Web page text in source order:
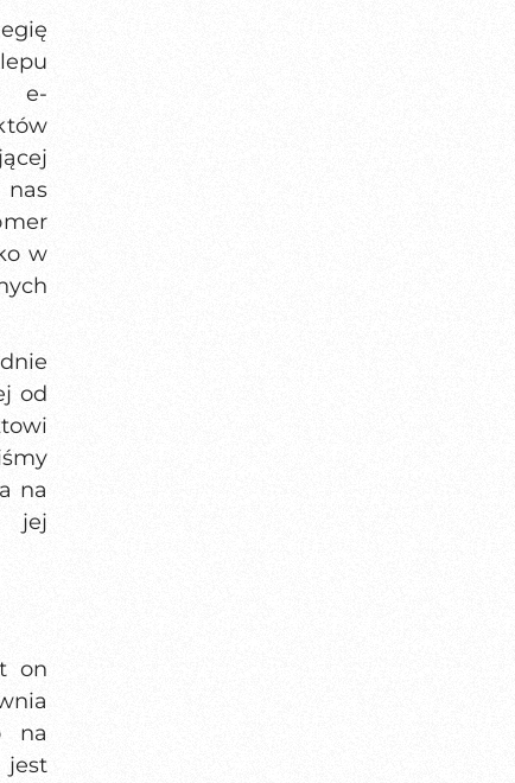
e-
w
od
na
jej
on
na
jest